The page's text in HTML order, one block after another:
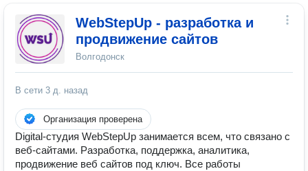
WebStepUp - разработка и
продвижение сайтов
Волгодонск
В сети 3 д. назад
Организация проверена
Digital-студия WebStepUp занимается всем, что связано с
веб-сайтами. Разработка, поддержка, аналитика,
продвижение веб сайтов под ключ. Все работы